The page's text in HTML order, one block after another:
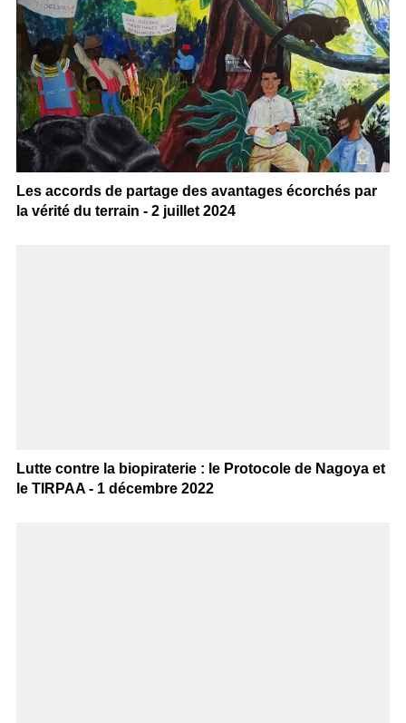
Les accords de partage des avantages écorchés par
la vérité du terrain - 2 juillet 2024
Lutte contre la biopiraterie : le Protocole de Nagoya et
le TIRPAA - 1 décembre 2022